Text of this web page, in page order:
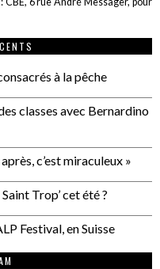
à la pêche
classes avec Bernardino
c’est miraculeux »
Trop’ cet été ?
Festival, en Suisse